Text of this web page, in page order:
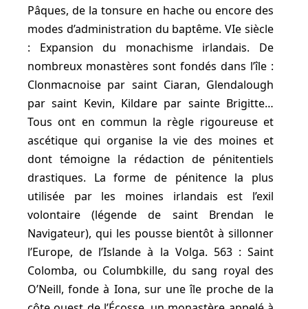
Pâques, de la tonsure en hache ou encore des
modes d’administration du baptême. VIe siècle
: Expansion du monachisme irlandais. De
nombreux monastères sont fondés dans l’île :
Clonmacnoise par saint Ciaran, Glendalough
par saint Kevin, Kildare par sainte Brigitte…
Tous ont en commun la règle rigoureuse et
ascétique qui organise la vie des moines et
dont témoigne la rédaction de pénitentiels
drastiques. La forme de pénitence la plus
utilisée par les moines irlandais est l’exil
volontaire (légende de saint Brendan le
Navigateur), qui les pousse bientôt à sillonner
l’Europe, de l’Islande à la Volga. 563 : Saint
Colomba, ou Columbkille, du sang royal des
O’Neill, fonde à Iona, sur une île proche de la